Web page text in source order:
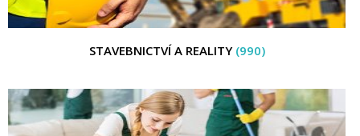
STAVEBNICTVÍ A REALITY (990)